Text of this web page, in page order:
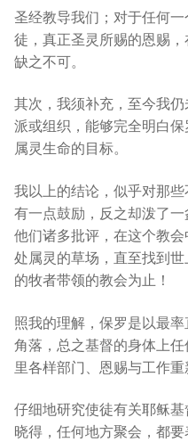
圣经教导我们；对于任何
徒，真正圣灵所赐的恩赐
缺之不可。
其次，我须补充，至今我
派或组织，能够完全明白
属灵生命的目标。
我以上的结论，似乎对那
有一点鼓励，反之却泼了
他们诸多批评，在这个教
处属灵的草场，直至找到
的牧者带领的教会为止！
照我的理解，保罗是以最
角落，总之基督的身体上
里各样部门、恩赐与工作重
仔细地研究使徒有关耶稣
晓得，任何地方聚会，都